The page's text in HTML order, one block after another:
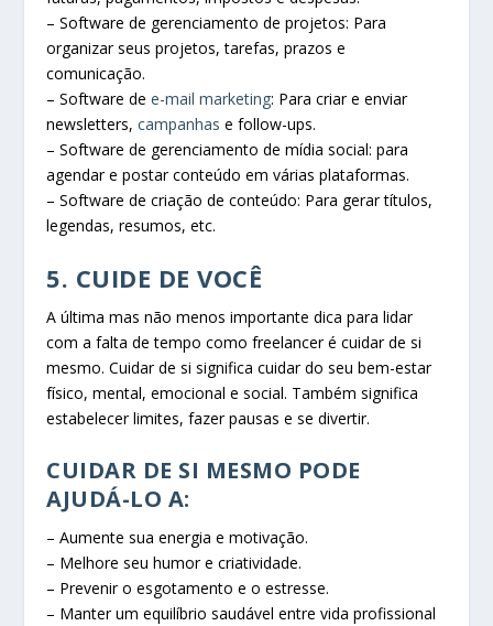
– Software de gerenciamento de projetos: Para
organizar seus projetos, tarefas, prazos e
comunicação.
– Software dee-mail marketing: Para criar e enviar
newsletters,campanhas e follow-ups.
– Software de gerenciamento de mídia social: para
agendar e postar conteúdo em várias plataformas.
– Software de criação de conteúdo: Para gerar títulos,
legendas, resumos, etc.
5. CUIDE DE VOCÊ
A última mas não menos importante dica para lidar
com a falta de tempo como freelancer é cuidar de si
mesmo. Cuidar de si significa cuidar do seu bem-estar
físico, mental, emocional e social. Também significa
estabelecer limites, fazer pausas e se divertir.
CUIDAR DE SI MESMO PODE
AJUDÁ-LO A:
– Aumente sua energia e motivação.
– Melhore seu humor e criatividade.
– Prevenir o esgotamento e o estresse.
– Manter um equilíbrio saudável entre vida profissional